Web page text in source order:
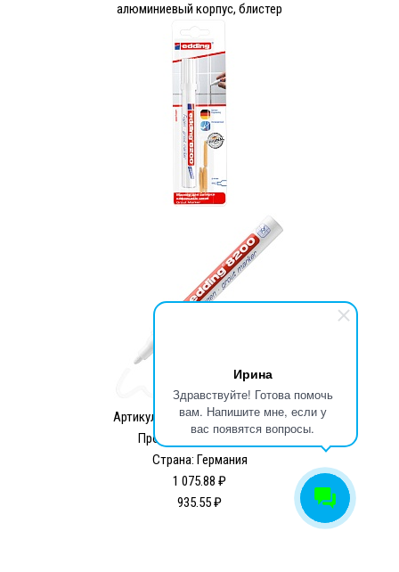
Ирина
Здравствуйте! Готова помочь
вам. Напишите мне, если у
вас появятся вопросы.
алюминиевый корпус, блистер
Артикул:
E-8200#1-B#49#RUS
Производитель: edding
Страна: Германия
1 075.88 ₽
935.55 ₽